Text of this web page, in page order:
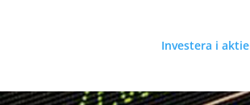
Investera i